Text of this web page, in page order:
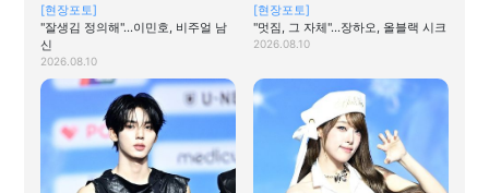
[현장포토]
"잘생김 정의해"…이민호, 비주얼 남
신
2026.08.10
[현장포토]
"멋짐, 그 자체"…장하오, 올블랙 시크
2026.08.10